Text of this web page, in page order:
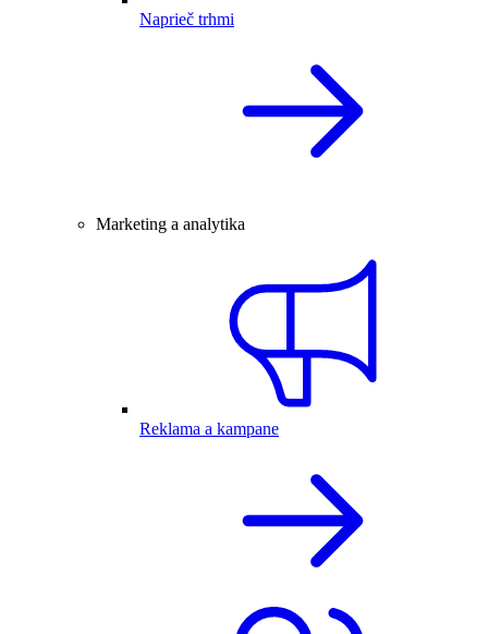
Naprieč trhmi
Marketing a analytika
Reklama a kampane